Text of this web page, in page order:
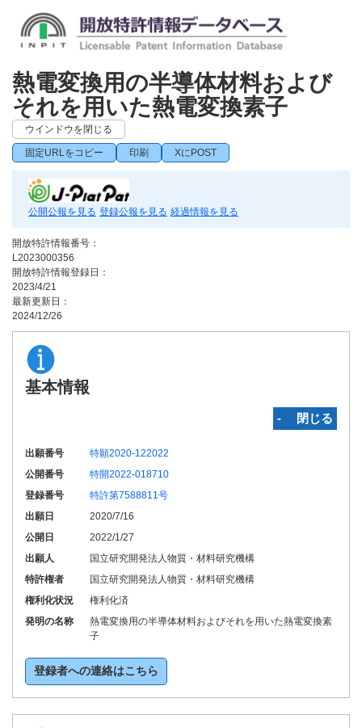
熱電変換用の半導体材料および
それを用いた熱電変換素子
ウインドウを閉じる
固定URLをコピー 印刷 XにPOST
公開公報を見る 登録公報を見る 経過情報を見る
開放特許情報番号：
L2023000356
開放特許情報登録日：
2023/4/21
最新更新日：
2024/12/26
基本情報
‐ 閉じる
出願番号
特願2020-122022
公開番号
特開2022-018710
登録番号
特許第7588811号
出願日
2020/7/16
公開日
2022/1/27
出願人
国立研究開発法人物質・材料研究機構
特許権者
国立研究開発法人物質・材料研究機構
権利化状況
権利化済
発明の名称
熱電変換用の半導体材料およびそれを用いた熱電変換素
子
登録者への連絡はこちら